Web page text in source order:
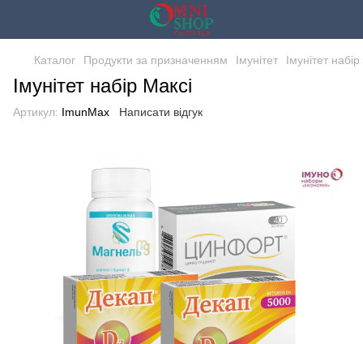
Каталог Продукти за призначенням Імунітет Імунітет
Імунітет набір Максі
Артикул: ImunMax Написати відгук